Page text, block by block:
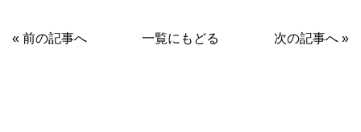
« 前の記事へ 一覧にもどる 次の記事へ »